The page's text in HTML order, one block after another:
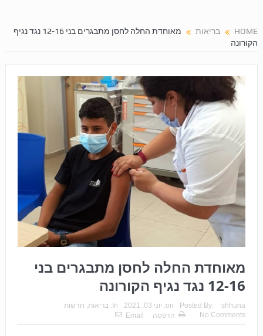
HOME בריאות
מאוחדת החלה לחסן מתבגרים בני 12-16 נגד נגיף
הקורונה
מאוחדת החלה לחסן מתבגרים בני
12-16 נגד נגיף הקורונה
Posted By: shhuna
on: יוני 03, 2021 In: בריאות, חדשות
No Comments
הדפסה Email